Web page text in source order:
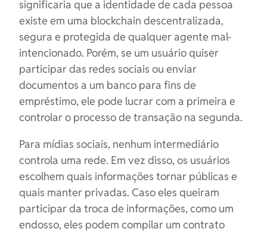
significaria que a identidade de cada pessoa
existe em uma blockchain descentralizada,
segura e protegida de qualquer agente mal-
intencionado. Porém, se um usuário quiser
participar das redes sociais ou enviar
documentos a um banco para fins de
empréstimo, ele pode lucrar com a primeira e
controlar o processo de transação na segunda.
Para mídias sociais, nenhum intermediário
controla uma rede. Em vez disso, os usuários
escolhem quais informações tornar públicas e
quais manter privadas. Caso eles queiram
participar da troca de informações, como um
endosso, eles podem compilar um contrato